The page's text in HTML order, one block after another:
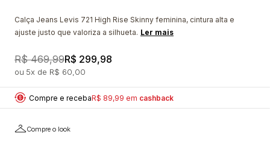
Calça Jeans Levis 721 High Rise Skinny feminina, cintura alta e
ajuste justo que valoriza a silhueta. Ler mais
R$ 469,99R$ 299,98
5x R$ 60,00
Compre e recebaR$ 89,99 em cashback
Compre o look